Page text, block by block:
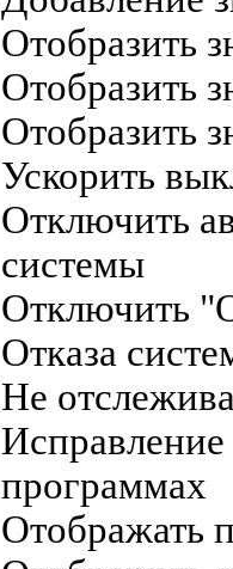
Отобразить
Отобразить
Отобразить
Ускорить
Отключить
системы
Отключить
Отказа
Не
программах
Отображать